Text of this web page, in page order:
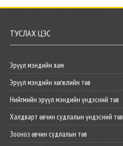
ТУСЛАХ ЦЭС
Эрүүл мэндийн яам
Эрүүл мэндийн хөгжлийн төв
Нийгмийн эрүүл мэндийн үндэсний төв
Халдварт өвчин судлалын үндэсний төв
Зооноз өвчин судлалын төв